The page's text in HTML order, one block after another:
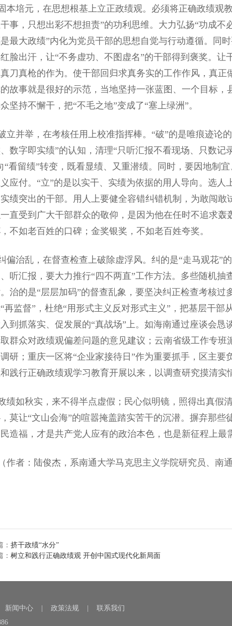
培元，在思想根基上立正政绩观。必须将正确政绩观
事，只想出彩不想担责”的功利思维。大力弘扬“功成不
最大政绩”内化为党员干部的思想自觉与行动遵循。同
脸出汗，让“不务虚功、不图虚名”的干部得到褒奖。让
刀真枪的作为。使干部回归求真务实的工作作风，真
故事就是很好的示范，当地坚持一张蓝图、一个目标
坚持不懈干，把“不毛之地”变成了“塞上绿洲”。
并举，在考核任用上校准指挥棒。“破”的是唯痕迹论
数字即实绩”的认知，清理“只听汇报不看现场、只数记
“看留绩”转变，既看显绩、又重潜绩。同时，要因地制
应付。“立”的是以实干、实绩为依据的用人导向。选
绩突出的干部。用人上要健全容错纠错机制，为敢闯
直受到广大干部群众的敬仰，是因为他在任时不追求
不如老百姓的口碑；金奖银奖，不如老百姓夸奖。
治乱，在督查检查上破除虚浮风。纠的是“走马观花”
听汇报，要大力推行“四不两直”工作方法。多些随机
治的是“层层加码”的督查乱象，要坚决纠正检查考核
再监督”，杜绝“用形式主义反对形式主义”，把基层干部
到抓落实、促发展的“真战场”上。如海南通过座谈会
群众对政绩观偏差问题的意见建议；云南省级工作专班
研；重庆一区将“企业家接待日”作为重要抓手，区主
践行正确政绩观学习教育开展以来，以调查研究摸清实
如秋实，来不得半点虚假；民心似明镜，照得出真假
莫让“文山会海”的喧嚣掩盖踏实苦干的沉潜。摒弃那
造福，才是共产党人应有的政治本色，也是新征程上最
者：陆俊杰，系南通大学马克思主义学院研究员、南通
： 挤干政绩“水分”
： 树立和践行正确政绩观 开创中国式现代化新局面
新闻中心 政策法规
联系我们